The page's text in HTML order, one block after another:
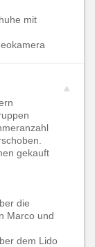
mit
gekauft
die
Marco und
dem Lido